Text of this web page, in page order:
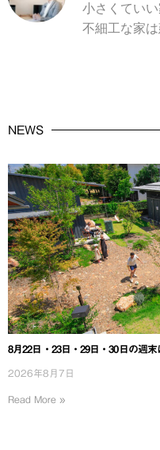
小さくていい
不細工な家は
NEWS
8月22日・23日・29日・30日の週
2026年8月7日
Read More »